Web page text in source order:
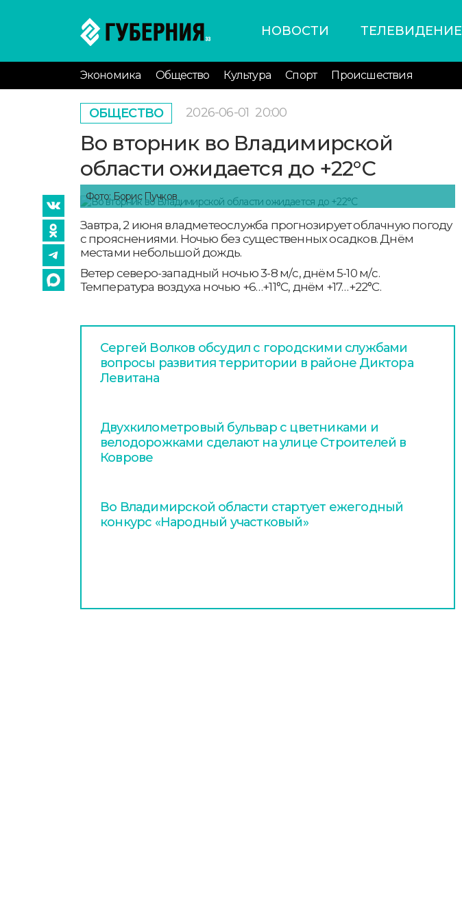
НОВОСТИ ТЕЛЕВИДЕНИЕ
Экономика Общество Культура Спорт Происшествия
ОБЩЕСТВО 2026-06-01 20:00
Во вторник во Владимирской
области ожидается до +22°С
Фото: Борис Пучков
Завтра, 2 июня владметеослужба прогнозирует облачную погоду
с прояснениями. Ночью без существенных осадков. Днём
местами небольшой дождь.
Ветер северо-западный ночью 3-8 м/с, днём 5-10 м/с.
Температура воздуха ночью +6…+11°С, днём +17…+22°С.
Сергей Волков обсудил с городскими службами
вопросы развития территории в районе Диктора
Левитана
Двухкилометровый бульвар с цветниками и
велодорожками сделают на улице Строителей в
Коврове
Во Владимирской области стартует ежегодный
конкурс «Народный участковый»